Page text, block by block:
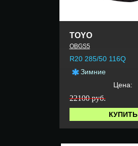
TOYO
OBGS5
R20 285/50 116Q
Зимние
Цена:
22100 руб.
КУПИТЬ